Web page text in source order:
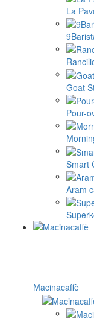
La
Goat
Pour-
Smart
Aram
Macinacaffè